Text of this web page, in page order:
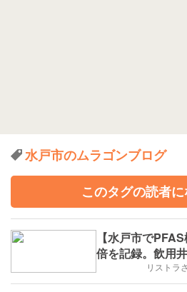
水戸市のムラゴンブログ
このタグの読者
【水戸市で
倍を記録。飲用
今すべき対策リストラ